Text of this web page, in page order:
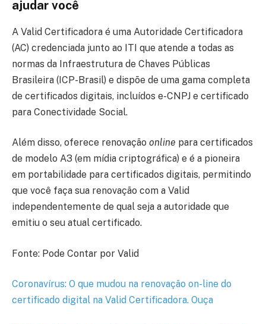
ajudar você
A Valid Certificadora é uma Autoridade Certificadora
(AC) credenciada junto ao ITI que atende a todas as
normas da Infraestrutura de Chaves Públicas
Brasileira (ICP-Brasil) e dispõe de uma gama completa
de certificados digitais, incluídos e-CNPJ e certificado
para Conectividade Social.
Além disso, oferece renovação online para certificados
de modelo A3 (em mídia criptográfica) e é a pioneira
em portabilidade para certificados digitais, permitindo
que você faça sua renovação com a Valid
independentemente de qual seja a autoridade que
emitiu o seu atual certificado.
Fonte: Pode Contar por Valid
Coronavírus: O que mudou na renovação on-line do
certificado digital na Valid Certificadora. Ouça